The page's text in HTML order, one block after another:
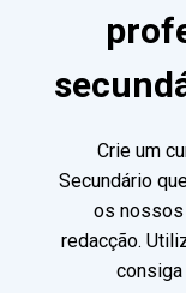
Crie um
Secundário
os
redacção.
consiga